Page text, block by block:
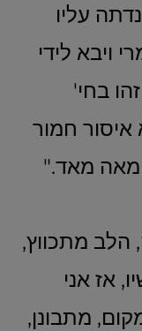
עליו
ויבא לידי
בחי'
חמור
מאד."
הלב מתכווץ,
אז אני
מתבונן,